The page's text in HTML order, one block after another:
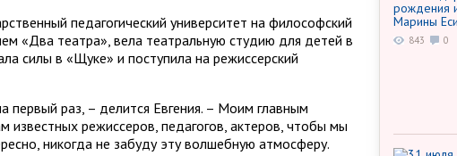
педагогический университет на философский
«Два театра», вела театральную студию для детей в
силы в «Щуке» и поступила на режиссерский
первый раз, – делится Евгения. – Моим главным
известных режиссеров, педагогов, актеров, чтобы мы
никогда не забуду эту волшебную атмосферу.
843 0